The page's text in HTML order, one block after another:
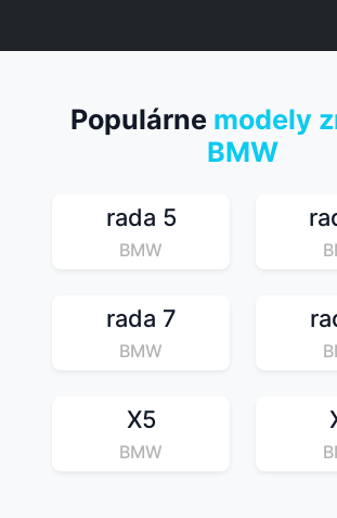
Populárne modely
BMW
rada 5
BMW
rada 7
BMW
X5
BMW